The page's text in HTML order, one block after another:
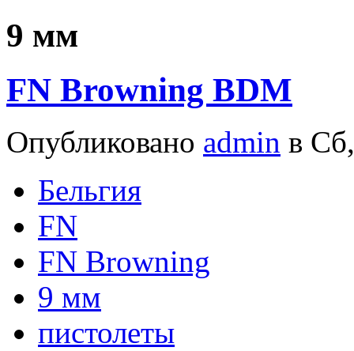
9 мм
FN Browning BDM
Опубликовано admin в
Бельгия
FN
FN Browning
9 мм
пистолеты